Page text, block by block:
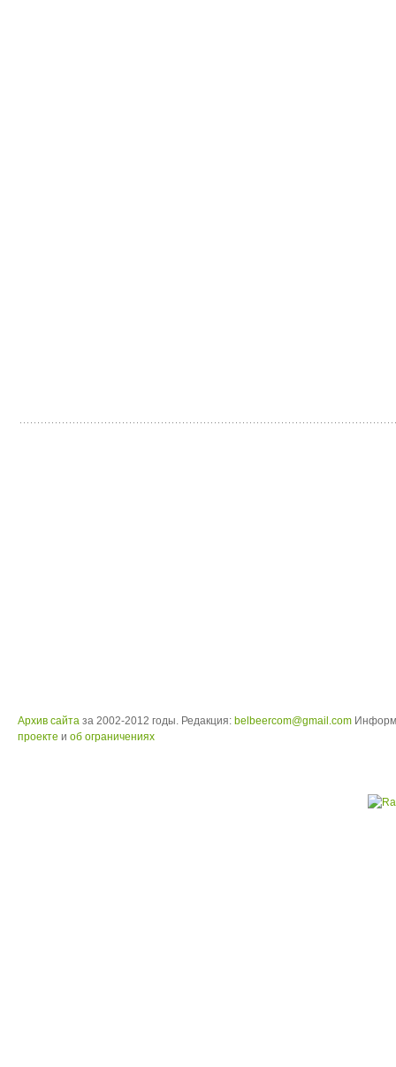
Архив сайта за 2002-2012 годы. Редакция: belbeercom@gmail.com
проекте и об ограничениях